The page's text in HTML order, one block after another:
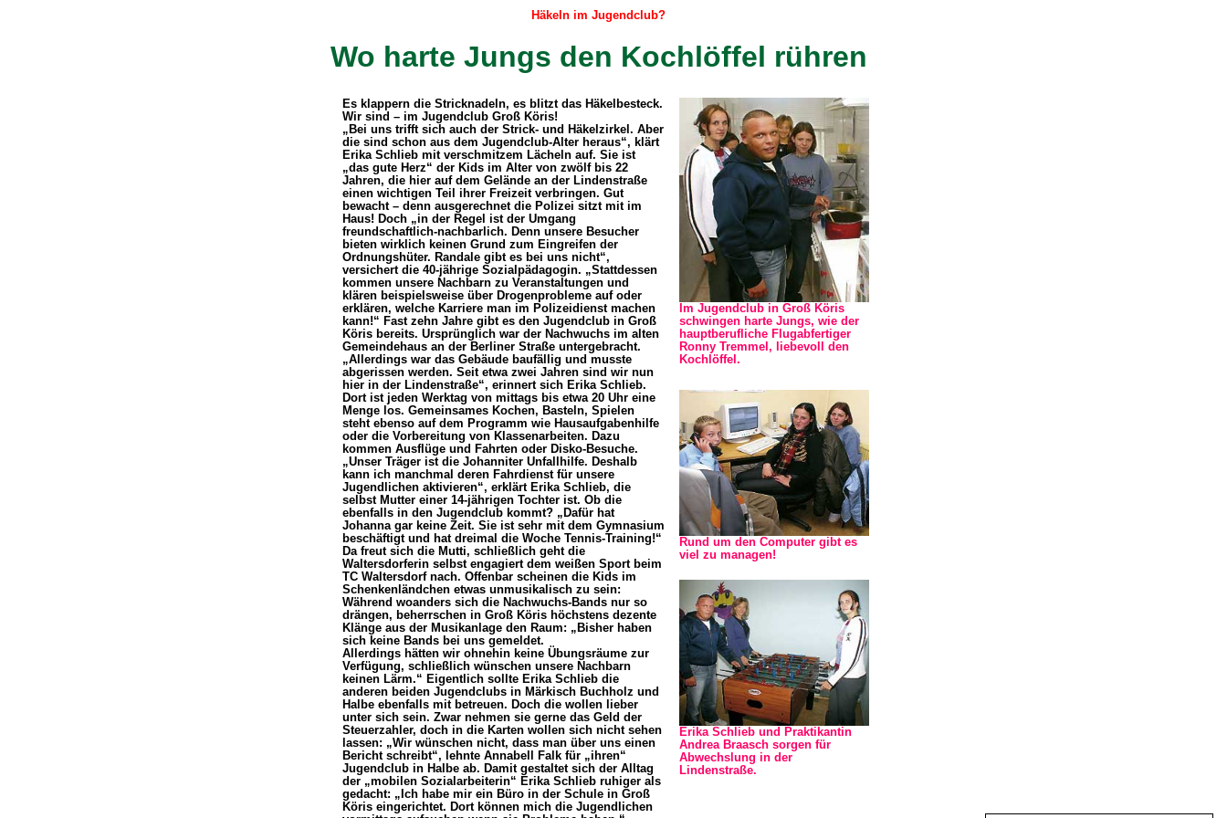
Häkeln im Jugendclub?
Wo harte Jungs den Kochlöffel rühren
Es klappern die Stricknadeln, es blitzt das Häkelbesteck.
Wir sind – im Jugendclub Groß Köris!
„Bei uns trifft sich auch der Strick- und Häkelzirkel. Aber
die sind schon aus dem Jugendclub-Alter heraus“, klärt
Erika Schlieb mit verschmitzem Lächeln auf. Sie ist
„das gute Herz“ der Kids im Alter von zwölf bis 22
Jahren, die hier auf dem Gelände an der Lindenstraße
einen wichtigen Teil ihrer Freizeit verbringen. Gut
bewacht – denn ausgerechnet die Polizei sitzt mit im
Haus! Doch „in der Regel ist der Umgang
freundschaftlich-nachbarlich. Denn unsere Besucher
bieten wirklich keinen Grund zum Eingreifen der
Ordnungshüter. Randale gibt es bei uns nicht“,
versichert die 40-jährige Sozialpädagogin. „Stattdessen
kommen unsere Nachbarn zu Veranstaltungen und
klären beispielsweise über Drogenprobleme auf oder
erklären, welche Karriere man im Polizeidienst machen
kann!“ Fast zehn Jahre gibt es den Jugendclub in Groß
Köris bereits. Ursprünglich war der Nachwuchs im alten
Gemeindehaus an der Berliner Straße untergebracht.
„Allerdings war das Gebäude baufällig und musste
abgerissen werden. Seit etwa zwei Jahren sind wir nun
hier in der Lindenstraße“, erinnert sich Erika Schlieb.
Dort ist jeden Werktag von mittags bis etwa 20 Uhr eine
Menge los. Gemeinsames Kochen, Basteln, Spielen
steht ebenso auf dem Programm wie Hausaufgabenhilfe
oder die Vorbereitung von Klassenarbeiten. Dazu
kommen Ausflüge und Fahrten oder Disko-Besuche.
„Unser Träger ist die Johanniter Unfallhilfe. Deshalb
kann ich manchmal deren Fahrdienst für unsere
Jugendlichen aktivieren“, erklärt Erika Schlieb, die
selbst Mutter einer 14-jährigen Tochter ist. Ob die
ebenfalls in den Jugendclub kommt? „Dafür hat
Johanna gar keine Zeit. Sie ist sehr mit dem Gymnasium
beschäftigt und hat dreimal die Woche Tennis-Training!“
Da freut sich die Mutti, schließlich geht die
Waltersdorferin selbst engagiert dem weißen Sport beim
TC Waltersdorf nach. Offenbar scheinen die Kids im
Schenkenländchen etwas unmusikalisch zu sein:
Während woanders sich die Nachwuchs-Bands nur so
drängen, beherrschen in Groß Köris höchstens dezente
Klänge aus der Musikanlage den Raum: „Bisher haben
sich keine Bands bei uns gemeldet.
Allerdings hätten wir ohnehin keine Übungsräume zur
Verfügung, schließlich wünschen unsere Nachbarn
keinen Lärm.“ Eigentlich sollte Erika Schlieb die
anderen beiden Jugendclubs in Märkisch Buchholz und
Halbe ebenfalls mit betreuen. Doch die wollen lieber
unter sich sein. Zwar nehmen sie gerne das Geld der
Steuerzahler, doch in die Karten wollen sich nicht sehen
lassen: „Wir wünschen nicht, dass man über uns einen
Bericht schreibt“, lehnte Annabell Falk für „ihren“
Jugendclub in Halbe ab. Damit gestaltet sich der Alltag
der „mobilen Sozialarbeiterin“ Erika Schlieb ruhiger als
gedacht: „Ich habe mir ein Büro in der Schule in Groß
Köris eingerichtet. Dort können mich die Jugendlichen
Im Jugendclub in Groß Köris
schwingen harte Jungs, wie der
hauptberufliche Flugabfertiger
Ronny Tremmel, liebevoll den
Kochlöffel.
Rund um den Computer gibt es
viel zu managen!
Erika Schlieb und Praktikantin
Andrea Braasch sorgen für
Abwechslung in der
Lindenstraße.